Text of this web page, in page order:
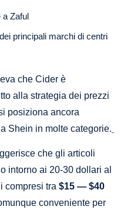
a Zaful
principali marchi di centri
che Cider è
alla strategia dei prezzi
posiziona ancora
Shein in molte categorie.
che gli articoli
intorno ai 20-30 dollari al
compresi tra $15 — $40
conveniente per